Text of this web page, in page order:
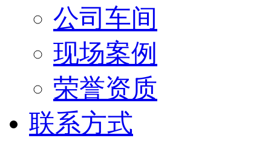
公司车间
现场案例
荣誉资质
联系方式